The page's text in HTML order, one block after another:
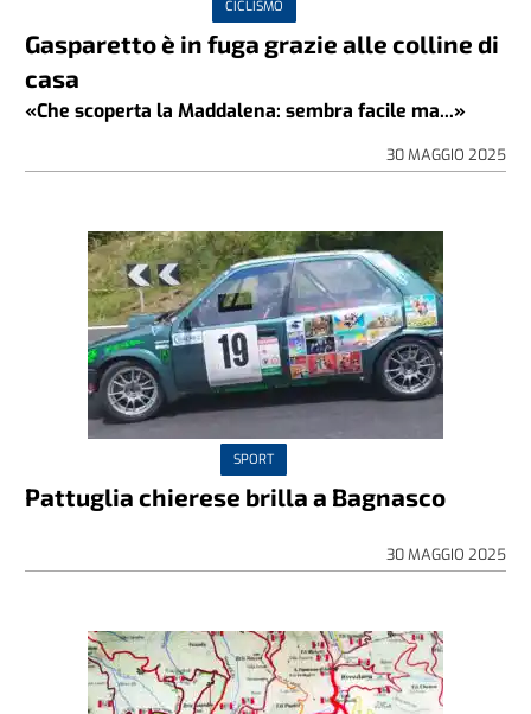
CICLISMO
Gasparetto è in fuga grazie alle colline di
casa
«Che scoperta la Maddalena: sembra facile ma...»
30 MAGGIO 2025
SPORT
Pattuglia chierese brilla a Bagnasco
30 MAGGIO 2025